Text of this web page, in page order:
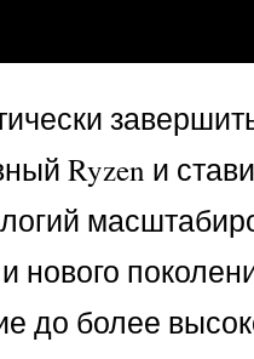
Ryzen и
нового
до более